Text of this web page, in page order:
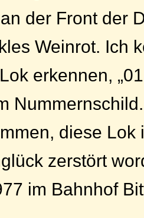
der Front der
Weinrot. Ich
erkennen,
diese Lok
zerstört
im Bahnhof